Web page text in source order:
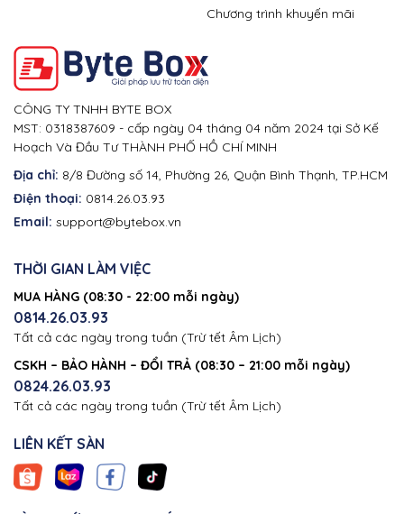
Chương trình khuyến mãi
CÔNG TY TNHH BYTE BOX
MST: 0318387609 - cấp ngày 04 tháng 04 năm 2024 tại Sở Kế
Hoạch Và Đầu Tư THÀNH PHỐ HỒ CHÍ MINH
Địa chỉ: 8/8 Đường số 14, Phường 26, Quận Bình Thạnh, TP.HCM
Điện thoại: 0814.26.03.93
Email: support@bytebox.vn
THỜI GIAN LÀM VIỆC
MUA HÀNG (08:30 - 22:00 mỗi ngày)
0814.26.03.93
Tất cả các ngày trong tuần (Trừ tết Âm Lịch)
CSKH – BẢO HÀNH – ĐỔI TRẢ (08:30 – 21:00 mỗi ngày)
0824.26.03.93
Tất cả các ngày trong tuần (Trừ tết Âm Lịch)
LIÊN KẾT SÀN